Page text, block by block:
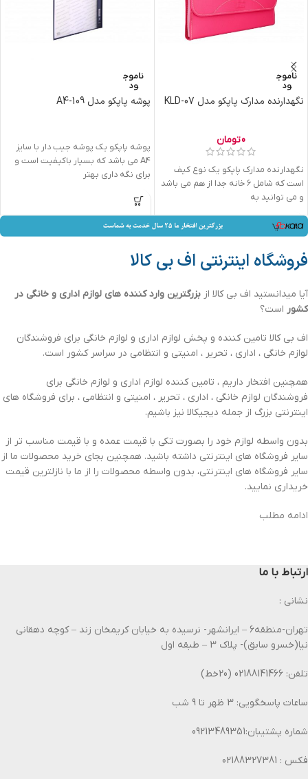
ناموج
ود
نگهدارنده مدارک پاپکو مدل KLD-07
0تومان
نگهدارنده مدارک پاپکو یک نوع کیف
است که شامل 6 خانه جدا از هم می باشد
و می توانید به
ناموج
ود
پوشه پاپکو مدل A4-109
پوشه پاپکو یک پوشه جیب دار با سایز
A4 می باشد که بسیار باکیفیت است و
برای نگه داری بهتر
فروشگاه اینترنتی اف بی کالا
آیا میدانستید اف بی کالا از بزرگترین وارد کننده های لوازم اداری و خانگی در
کشور است؟
اف بی کالا تامین کننده و پخش لوازم اداری و لوازم خانگی برای فروشندگان
لوازم خانگی ، اداری ، تحریر ، امنیتی و انتظامی در سراسر کشور است.
همچنین افتخار داریم ، تامین کننده لوازم اداری و لوازم خانگی برای
فروشندگان لوازم خانگی ، اداری ، تحریر ، امنیتی و انتظامی ، برای فروشگاه های
اینترنتی بزرگ از جمله دیجیکالا نیز باشیم.
بدون واسطه لوازم خود را بصورت تکی با قیمت عمده و با قیمت مناسب تر از
سایر فروشگاه های اینترنتی داشته باشید. همچنین بجای خرید محصولات ما از
سایر فروشگاه های اینترنتی، بدون واسطه محصولات را از ما با نازلترین قیمت
خریداری نمایید.
ادامه مطلب
ارتباط با ما
نشانی :
تهران-منطقه6 – ایرانشهر- نرسیده به خیابان کریمخان زند – کوچه دهقانی
نیا(خسرو سابق)- پلاک 3 – طبقه اول
تلفن: 02188141466 (20خط)
ساعات پاسخگویی: 3 ظهر تا 9 شب
شماره پشتیبان:09213489351
فکس : 02188327381